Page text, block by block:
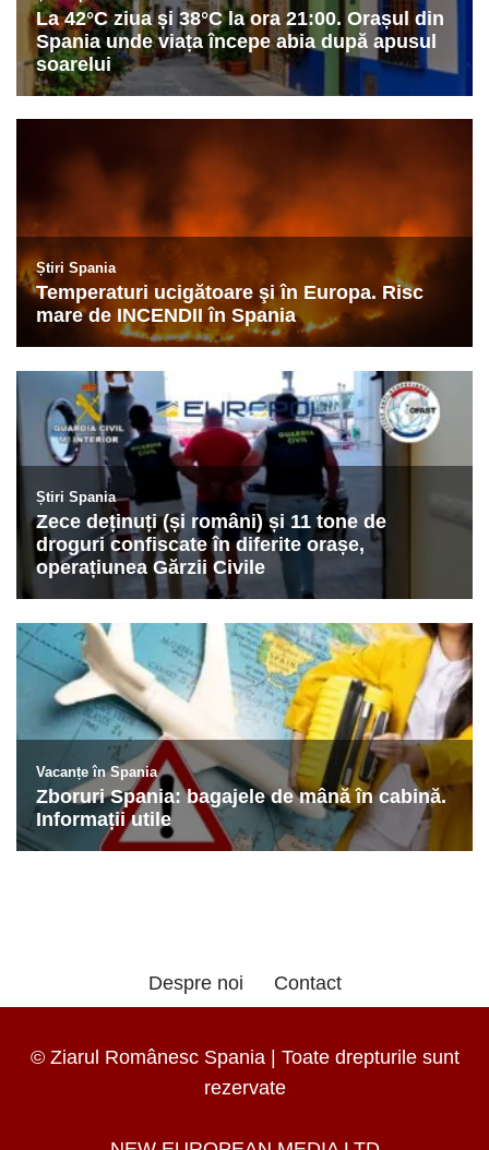
Despre noi Contact
© Ziarul Românesc Spania | Toate drepturile sunt
rezervate